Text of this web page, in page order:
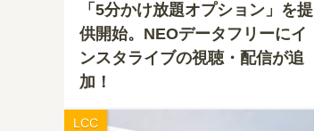
「5分かけ放題オプション」を提
供開始。NEOデータフリーにイ
ンスタライブの視聴・配信が追
加！
LCC